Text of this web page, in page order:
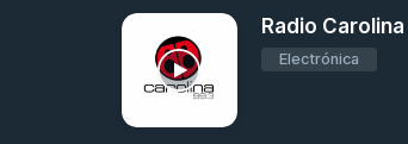
Radio Carolina
Electrónica